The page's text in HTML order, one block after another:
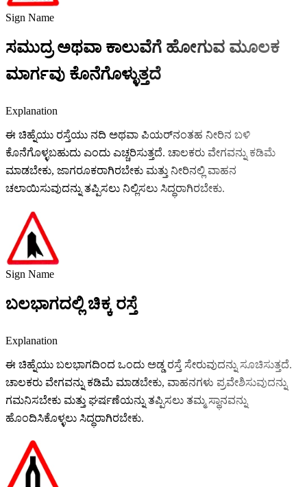
Sign Name
ಸಮುದ್ರ ಅಥವಾ ಕಾಲುವೆಗೆ ಹೋಗುವ ಮೂಲಕ
ಮಾರ್ಗವು ಕೊನೆಗೊಳ್ಳುತ್ತದೆ
Explanation
ಈ ಚಿಹ್ನೆಯು ರಸ್ತೆಯು ನದಿ ಅಥವಾ ಪಿಯರ್‌ನಂತಹ ನೀರಿನ ಬಳಿ
ಕೊನೆಗೊಳ್ಳಬಹುದು ಎಂದು ಎಚ್ಚರಿಸುತ್ತದೆ. ಚಾಲಕರು ವೇಗವನ್ನು ಕಡಿಮೆ
ಮಾಡಬೇಕು, ಜಾಗರೂಕರಾಗಿರಬೇಕು ಮತ್ತು ನೀರಿನಲ್ಲಿ ವಾಹನ
ಚಲಾಯಿಸುವುದನ್ನು ತಪ್ಪಿಸಲು ನಿಲ್ಲಿಸಲು ಸಿದ್ಧರಾಗಿರಬೇಕು.
Sign Name
ಬಲಭಾಗದಲ್ಲಿ ಚಿಕ್ಕ ರಸ್ತೆ
Explanation
ಈ ಚಿಹ್ನೆಯು ಬಲಭಾಗದಿಂದ ಒಂದು ಅಡ್ಡ ರಸ್ತೆ ಸೇರುವುದನ್ನು ಸೂಚಿಸುತ್ತದೆ.
ಚಾಲಕರು ವೇಗವನ್ನು ಕಡಿಮೆ ಮಾಡಬೇಕು, ವಾಹನಗಳು ಪ್ರವೇಶಿಸುವುದನ್ನು
ಗಮನಿಸಬೇಕು ಮತ್ತು ಘರ್ಷಣೆಯನ್ನು ತಪ್ಪಿಸಲು ತಮ್ಮ ಸ್ಥಾನವನ್ನು
ಹೊಂದಿಸಿಕೊಳ್ಳಲು ಸಿದ್ಧರಾಗಿರಬೇಕು.